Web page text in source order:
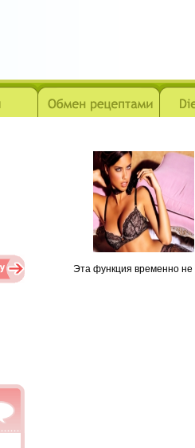
Эта функция временно не